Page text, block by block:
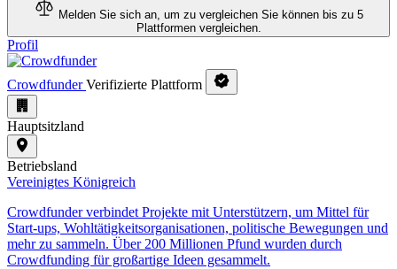
Melden Sie sich an, um zu vergleichen Sie können bis zu 5
Plattformen vergleichen.
Profil
Crowdfunder Verifizierte Plattform
Hauptsitzland
Betriebsland
Vereinigtes Königreich
Crowdfunder verbindet Projekte mit Unterstützern, um Mittel für
Start-ups, Wohltätigkeitsorganisationen, politische Bewegungen und
mehr zu sammeln. Über 200 Millionen Pfund wurden durch
Crowdfunding für großartige Ideen gesammelt.